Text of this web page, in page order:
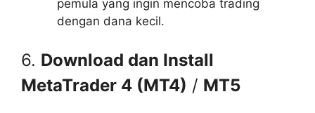
pemula yang ingin mencoba trading
dengan dana kecil.
6. Download dan Install
MetaTrader 4 (MT4) / MT5